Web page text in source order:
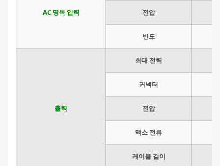
AC 명목 입력 전압
빈도
출력
최대 전력
커넥터
전압
맥스 전류
케이블 길이